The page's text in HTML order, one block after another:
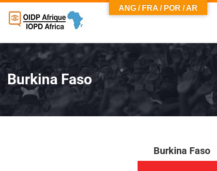
Burkina Faso
Burkina Faso
ANG / FRA / POR / AR